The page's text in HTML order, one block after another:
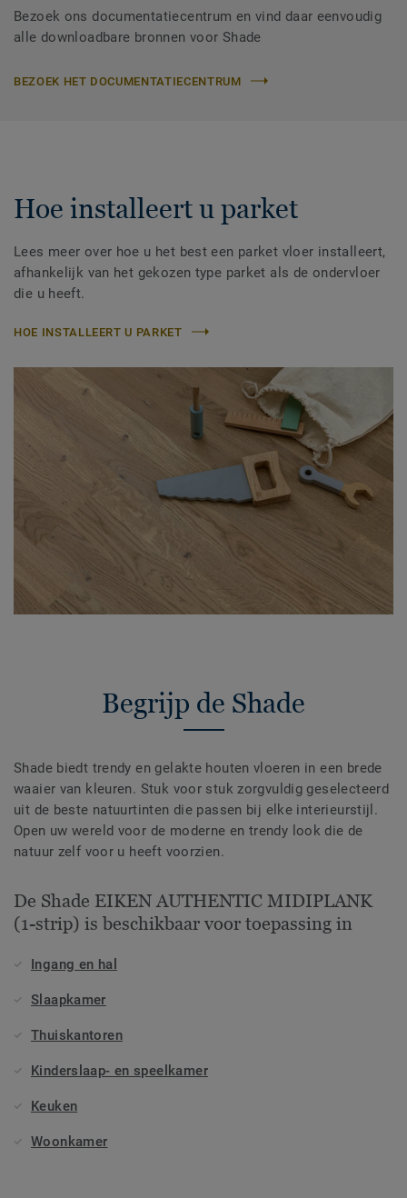
Bezoek ons documentatiecentrum en vind daar eenvoudig
alle downloadbare bronnen voor Shade
BEZOEK HET DOCUMENTATIECENTRUM
Hoe installeert u parket
Lees meer over hoe u het best een parket vloer installeert,
afhankelijk van het gekozen type parket als de ondervloer
die u heeft.
HOE INSTALLEERT U PARKET
Begrijp de Shade
Shade biedt trendy en gelakte houten vloeren in een brede
waaier van kleuren. Stuk voor stuk zorgvuldig geselecteerd
uit de beste natuurtinten die passen bij elke interieurstijl.
Open uw wereld voor de moderne en trendy look die de
natuur zelf voor u heeft voorzien.
De Shade EIKEN AUTHENTIC MIDIPLANK
(1-strip) is beschikbaar voor toepassing in
Ingang en hal
Slaapkamer
Thuiskantoren
Kinderslaap- en speelkamer
Keuken
Woonkamer